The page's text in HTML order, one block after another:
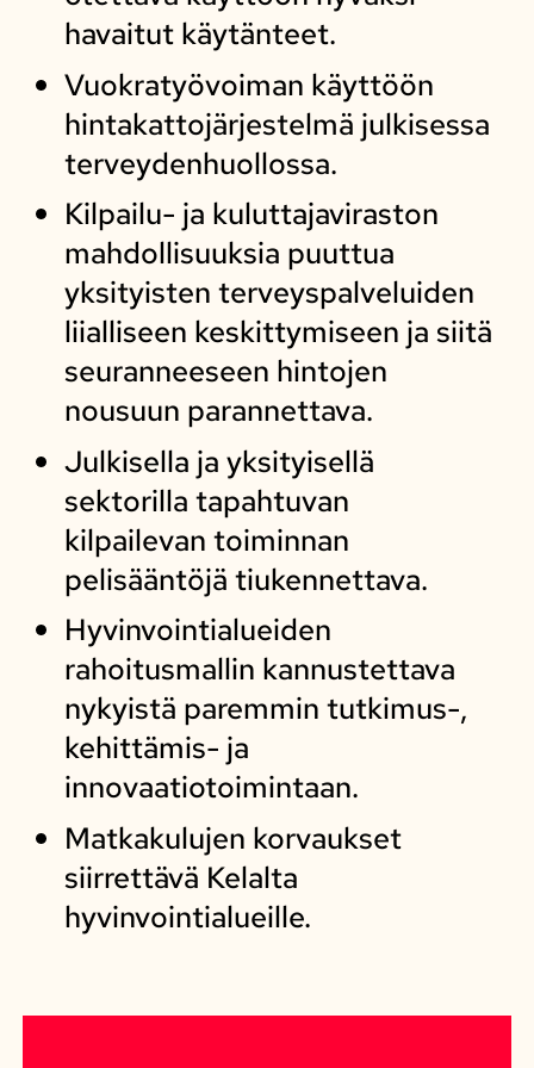
havaitut käytänteet.
Vuokratyövoiman käyttöön
hintakattojärjestelmä julkisessa
terveydenhuollossa.
Kilpailu- ja kuluttajaviraston
mahdollisuuksia puuttua
yksityisten terveyspalveluiden
liialliseen keskittymiseen ja siitä
seuranneeseen hintojen
nousuun parannettava.
Julkisella ja yksityisellä
sektorilla tapahtuvan
kilpailevan toiminnan
pelisääntöjä tiukennettava.
Hyvinvointialueiden
rahoitusmallin kannustettava
nykyistä paremmin tutkimus-,
kehittämis- ja
innovaatiotoimintaan.
Matkakulujen korvaukset
siirrettävä Kelalta
hyvinvointialueille.